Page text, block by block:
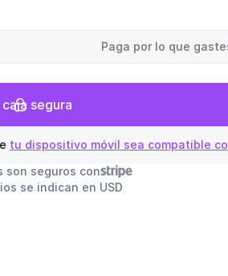
Paga por lo que
caja segura
tu dispositivo móvil sea compatible
son seguros con
se indican en USD